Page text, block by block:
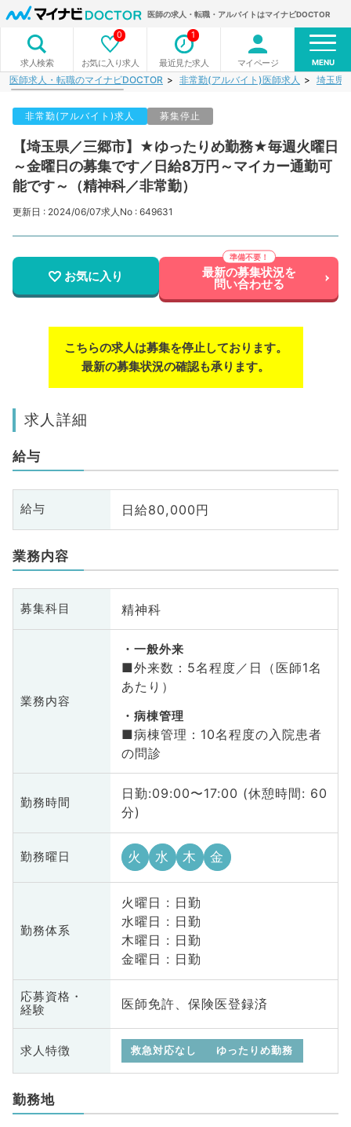
医師の求人・転職・アルバイトはマイナビDOCTOR
求人検索 お気に入り求人
0
最近見た求人
1
マイページ MENU
医師求人・転職のマイナビDOCTOR 非常勤(アルバイト)医師求人 埼玉県
非常勤(アルバイト)求人 募集停止
【埼玉県／三郷市】★ゆったりめ勤務★毎週火曜日
～金曜日の募集です／日給8万円～マイカー通勤可
能です～（精神科／非常勤）
更新日 : 2024/06/07求人No : 649631
お気に入り 最新の募集状況を
問い合わせる
こちらの求人は募集を停止しております。
最新の募集状況の確認も承ります。
求人詳細
給与
給与 日給80,000円
業務内容
募集科目 精神科
業務内容
一般外来
■外来数：5名程度／日（医師1名
あたり）
病棟管理
■病棟管理：10名程度の入院患者
の問診
勤務時間
日勤:09:00〜17:00 (休憩時間: 60
分)
勤務曜日 火 水 木 金
勤務体系
火曜日 : 日勤
水曜日 : 日勤
木曜日 : 日勤
金曜日 : 日勤
応募資格・
経験
医師免許、保険医登録済
求人特徴 救急対応なし ゆったりめ勤務
勤務地